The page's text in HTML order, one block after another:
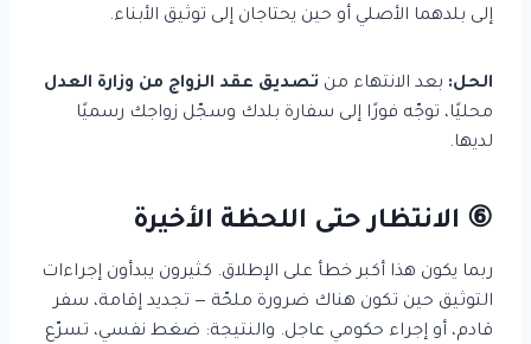
إلى بلدهما الأصلي أو حين يحتاجان إلى توثيق الأبناء.
الحل: بعد الانتهاء من تصديق عقد الزواج من وزارة العدل
محليًا، توجّه فورًا إلى سفارة بلدك وسجّل زواجك رسميًا
لديها.
⑥ الانتظار حتى اللحظة الأخيرة
ربما يكون هذا أكبر خطأ على الإطلاق. كثيرون يبدأون إجراءات
التوثيق حين تكون هناك ضرورة ملحّة — تجديد إقامة، سفر
قادم، أو إجراء حكومي عاجل. والنتيجة: ضغط نفسي، تسرّع